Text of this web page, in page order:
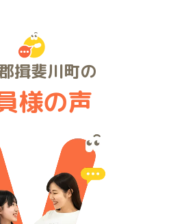
揖斐川町の
様の声